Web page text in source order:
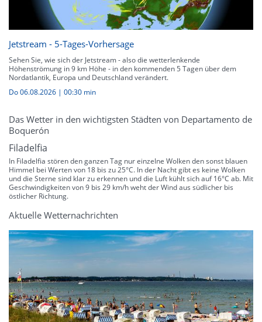
Jetstream - 5-Tages-Vorhersage
Sehen Sie, wie sich der Jetstream - also die wetterlenkende
Höhenströmung in 9 km Höhe - in den kommenden 5 Tagen über dem
Nordatlantik, Europa und Deutschland verändert.
Do 06.08.2026 | 00:30 min
Das Wetter in den wichtigsten Städten von Departamento de
Boquerón
Filadelfia
In Filadelfia stören den ganzen Tag nur einzelne Wolken den sonst blauen
Himmel bei Werten von 18 bis zu 25°C. In der Nacht gibt es keine Wolken
und die Sterne sind klar zu erkennen und die Luft kühlt sich auf 16°C ab. Mit
Geschwindigkeiten von 9 bis 29 km/h weht der Wind aus südlicher bis
östlicher Richtung.
Aktuelle Wetternachrichten